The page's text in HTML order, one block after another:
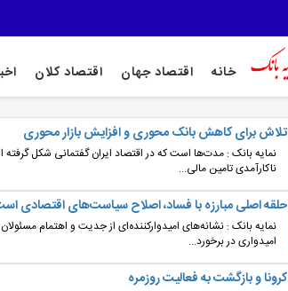
خانه اقتصاد جهان اقتصاد کلان
تلاش برای کاهش بانک‌ محوری و افزایش بازار محوری
نمایه بانک : مدت‌ها است که در اقتصاد ایران گفتمانی شکل
ناکارآمدی تامین مالی...
حلقه اصلی مبارزه با فساد، اصلاح سیاست‌‌های اقتصادی
نمایه بانک : نشانه‌های امیدوارکننده‌ای از جدیت و اهتمام
امیدواری در برخورد...
کرونا و بازگشت به فعالیت روزمره